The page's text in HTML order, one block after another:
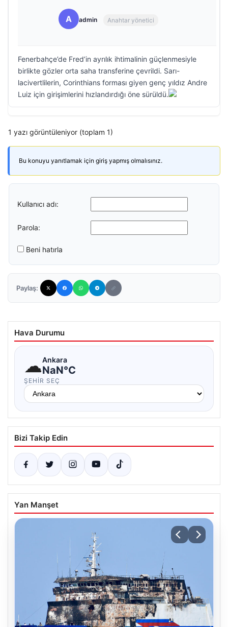
A admin Anahtar yönetici
Fenerbahçe’de Fred’in ayrılık ihtimalinin güçlenmesiyle
birlikte gözler orta saha transferine çevrildi. Sarı-
lacivertlilerin, Corinthians forması giyen genç yıldız Andre
Luiz için girişimlerini hızlandırdığı öne sürüldü.
1 yazı görüntüleniyor (toplam 1)
Bu konuyu yanıtlamak için giriş yapmış olmalısınız.
Kullanıcı adı:
Parola:
Beni hatırla
Paylaş:
Hava Durumu
☁Ankara
NaN°C
ŞEHIR SEÇ
Bizi Takip Edin
Yan Manşet